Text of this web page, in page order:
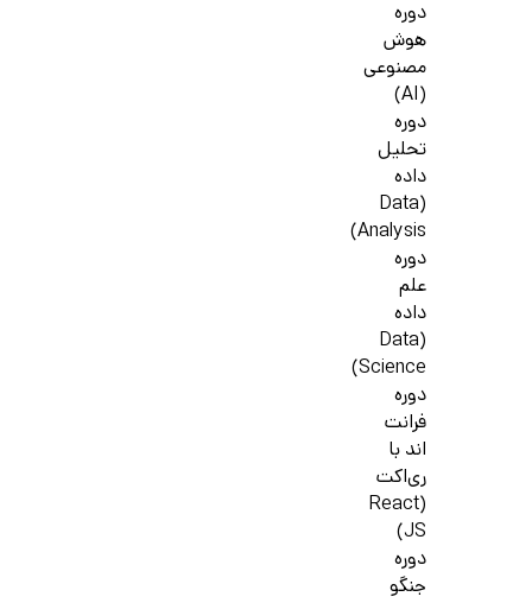
دوره
هوش
مصنوعی
(AI)
دوره
تحلیل
داده
(Data
Analysis)
دوره
علم
داده
(Data
Science)
دوره
فرانت
اند با
ری‌اکت
(React
JS)
دوره
جنگو